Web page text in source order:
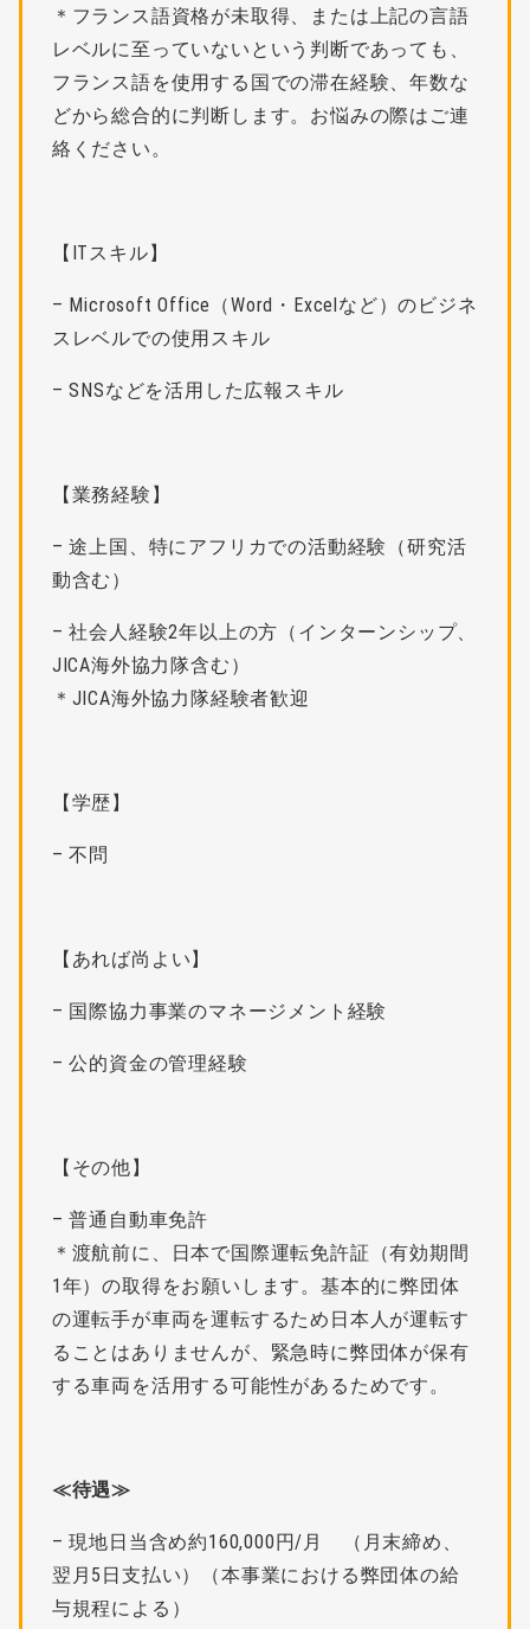
＊フランス語資格が未取得、または上記の言語
レベルに至っていないという判断であっても、
フランス語を使用する国での滞在経験、年数な
どから総合的に判断します。お悩みの際はご連
絡ください。
【ITスキル】
– Microsoft Office（Word・Excelなど）のビジネ
スレベルでの使用スキル
– SNSなどを活用した広報スキル
【業務経験】
– 途上国、特にアフリカでの活動経験（研究活
動含む）
– 社会人経験2年以上の方（インターンシップ、
JICA海外協力隊含む）
＊JICA海外協力隊経験者歓迎
【学歴】
– 不問
【あれば尚よい】
– 国際協力事業のマネージメント経験
– 公的資金の管理経験
【その他】
– 普通自動車免許
＊渡航前に、日本で国際運転免許証（有効期間
1年）の取得をお願いします。基本的に弊団体
の運転手が車両を運転するため日本人が運転す
ることはありませんが、緊急時に弊団体が保有
する車両を活用する可能性があるためです。
≪待遇≫
– 現地日当含め約160,000円/月 （月末締め、
翌月5日支払い）（本事業における弊団体の給
与規程による）